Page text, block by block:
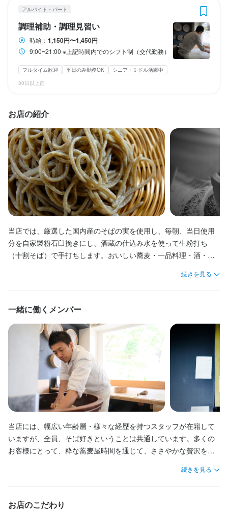
アルバイト・パート
調理補助・調理見習い
時給： 1,150円〜1,450円
9:00~21:00 ※上記時間内でのシフト制（交代勤務）
フルタイム歓迎 平日のみ勤務OK
シニア・ミドル活躍中
30日以上前
お店の紹介
当店では、厳選した国内産のそばの実を使用し、毎朝、当日使用
分を自家製粉石臼挽きにし、酒蔵の仕込み水を使って生粉打ち
（十割そば）で手打ちします。おいしい蕎麦・一品料理・酒・甘
様がささやかな贅沢を感じてもらえる場所になるよう精進してお
ります。
また、「蕎麦」というシンプルながらも奥深い素材を追求する仕
事を通して、日本の伝統食の継承と豊かな食文化への社会的貢献
を行えるやりがいのある仕事です。職人という仕事の難しさ、楽
しさを体験していただける貴重な職場です。
続きを見る
一緒に働くメンバー
当店には、幅広い年齢層・様々な経歴を持つスタッフが在籍して
いますが、全員、そば好きということは共通しています。多くの
お客様にとって、粋な蕎麦屋時間を通じて、ささやかな贅沢を感
ら、日々奮闘しております。新しいアイデアを考えたり、みんな
で協力して形にしていくことが好きな方にとっては、とても働き
やすい環境だと思います。先輩スタッフは穏やかで優しい方ばか
りですので、未経験の方も興味があればお気軽に飛び込んできて
続きを見る
お店のこだわり
待遇
・受動喫煙防止措置：屋内禁煙
・独立支援制度あり
まかない・食事補助あり 制服貸与 研修制度あり
生産者への訪問研修あり
独立支援制度あり
独立実績あり バイク通勤OK
独立希望者歓迎
仕事内容
【調理スタッフ】
開店前の仕込み、調理、盛り付け、ドリンク作成、洗い場、食材
管理などの調理業務全般をお任せします。
この仕事のおすすめポイント
目標の達成度合いやスキルアップの度合いによって、給与はどん
どんアップしていきます。毎日モチベーション高く働ける環境で
【十分な休息が取れる営業スタイル】
通し営業の為、夜の営業が飲食店にしては比較的短く（日・火・
木曜日は15:00まで、水・金・土曜日は20:00まで）、生活習慣の
身に付くスキル
野菜の知識
休日・休暇
月５～６日休み（連休有り）／夏季休暇４日ほど／年末年始休暇
５日ほど
夏季休暇あり 年末年始休暇あり
待遇
・独立支援制度あり
まかない・食事補助あり 制服貸与 研修制度あり
生産者への訪問研修あり
独立支援制度あり
独立実績あり バイク通勤OK
特徴
未経験者歓迎 独立希望者歓迎 フリーター歓迎
シニア・ミドル活躍中
女性活躍中
ブランクOK 駅チカ(徒歩5分以内)
個人経営(2店舗以内)
小さなお店(20席未満)
仕事内容
開店前の仕込み、調理、盛り付け、ドリンク作成、洗い場、食材
この仕事のおすすめポイント
【独立希望者歓迎】
店舗運営のノウハウ、仕入れ業者の紹介など、将来の独立に向け
必要なことはすべて教えます。
【成果に応じた昇給アリ】
どんアップしていきます。毎日モチベーション高く働ける環境で
す。
木曜日は15:00まで、水・金・土曜日は20:00まで）、生活習慣の
確保や十分に休息がとれることもおすすめです。
・独立支援制度あり
独立支援制度あり
独立実績あり
特徴
未経験者歓迎
仕事内容
【ホールスタッフ】
開店前の掃除、ご案内、オーダー受付、ドリンク作成、そばの薬
味作成など簡単な調理補助、配膳、接客、会計、テーブルの片付
け、洗い物などのホール業務全般をお任せします。
この仕事のおすすめポイント
【独立希望者歓迎】
店舗運営のノウハウ、仕入れ業者の紹介など、将来の独立に向け
【成果に応じた昇給アリ】
目標の達成度合いやスキルアップの度合いによって、給与はどん
す。
【閑静なエリアに立地で働きやすい】
駅前ながらも自然豊かな閑静な立地で、男女問わず安心して働け
る環境が整っております。日の光が降り注ぐガラス張りのオープ
ンキッチンの店内は、スタッフ一同が清潔に保ち、お客様はもち
ろんスタッフにとっても心地良い空間を整えております。
身に付くスキル
盛り付け技術 製菓技術 ワインの知識 日本酒の知識
焼酎の知識
メニュー開発
応募資格
・独立支援制度あり
独立支援制度あり
独立実績あり
特徴
未経験者歓迎
仕事内容
【調理スタッフ】
開店前の仕込み、調理、盛り付け、ドリンク作成、洗い場、食材
管理などの調理業務全般をお任せします。
この仕事のおすすめポイント
【独立希望者歓迎】
店舗運営のノウハウ、仕入れ業者の紹介など、将来の独立に向け
【成果に応じた昇給アリ】
目標の達成度合いやスキルアップの度合いによって、給与はどん
す。
【十分な休息が取れる営業スタイル】
通し営業の為、夜の営業が飲食店にしては比較的短く（日・火曜
日は15:30まで、水～土曜日は20:00まで）、生活習慣の確保や十
分に休息がとれることもおすすめです。
身に付くスキル
包丁さばき 製麺技術 盛り付け技術 製菓技術 日本酒の知識
野菜の知識
和菓子の知識
店舗運営 メニュー開発 仕入れ・食材の目利き
応募資格
必須スキル・経験